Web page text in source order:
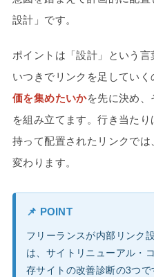
設計」です。
ポイントは「設計」という
いつきでリンクを足していく
価を集めたいかを先に決め、
を組み立てます。行き当た
持って配置されたリンクでは
変わります。
📌 POINT
フリーランスが内部リンク
は、サイトリニューアル・
存サイトの改善診断の3つ